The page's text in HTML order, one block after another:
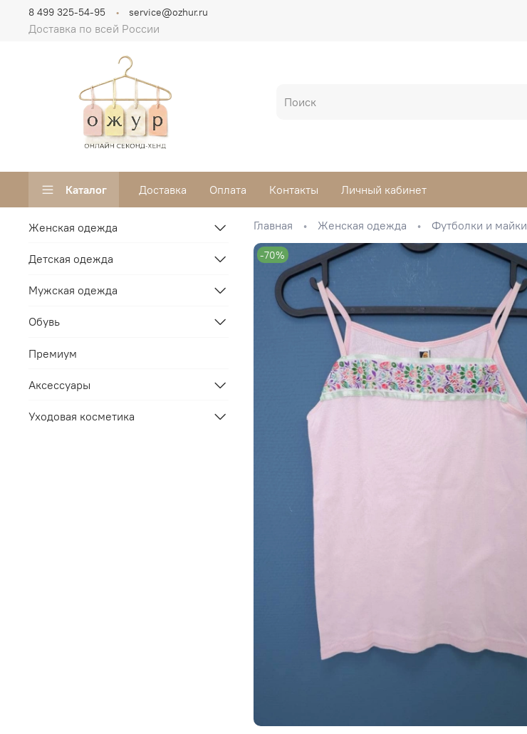
Доставка по всей России
8 499 325-54-95 service@ozhur.ru
Каталог Доставка Оплата Контакты Личный кабинет
Главная Женская одежда Футболки и майки
-70%
Женская одежда
Детская одежда
Мужская одежда
Обувь
Премиум
Аксессуары
Уходовая косметика